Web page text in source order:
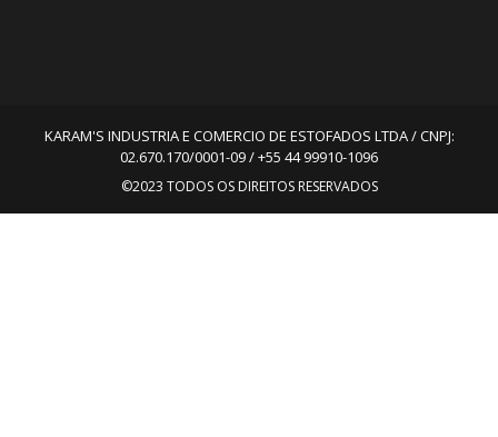
©2023 TODOS OS DIREITOS RESERVADOS
KARAM'S INDUSTRIA E COMERCIO DE ESTOFADOS LTDA / CNPJ:
02.670.170/0001-09 / +55 44 99910-1096